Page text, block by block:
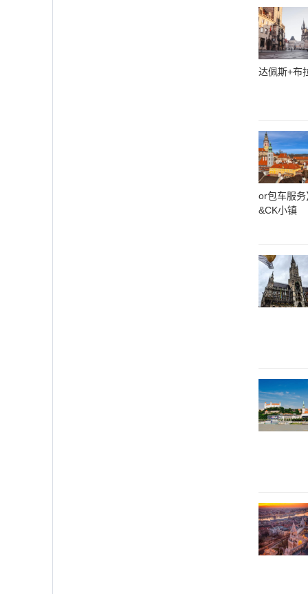
达佩斯+布
or包车服
&CK小镇